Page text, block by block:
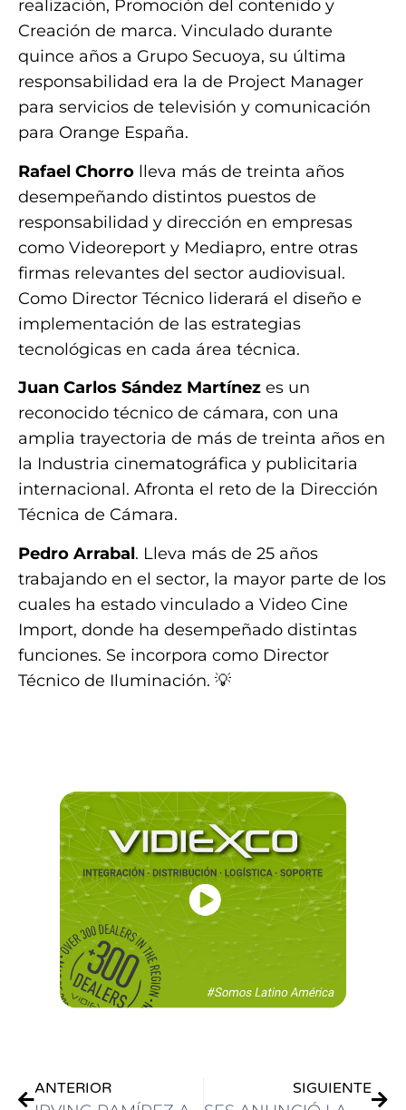
realización, Promoción del contenido y
Creación de marca. Vinculado durante
quince años a Grupo Secuoya, su última
responsabilidad era la de Project Manager
para servicios de televisión y comunicación
para Orange España.
Rafael Chorro lleva más de treinta años
desempeñando distintos puestos de
responsabilidad y dirección en empresas
como Videoreport y Mediapro, entre otras
firmas relevantes del sector audiovisual.
Como Director Técnico liderará el diseño e
implementación de las estrategias
tecnológicas en cada área técnica.
Juan Carlos Sández Martínez es un
reconocido técnico de cámara, con una
amplia trayectoria de más de treinta años en
la Industria cinematográfica y publicitaria
internacional. Afronta el reto de la Dirección
Técnica de Cámara.
Pedro Arrabal. Lleva más de 25 años
trabajando en el sector, la mayor parte de los
cuales ha estado vinculado a Video Cine
Import, donde ha desempeñado distintas
funciones. Se incorpora como Director
Técnico de Iluminación. 💡
ANTERIOR SIGUIENTE